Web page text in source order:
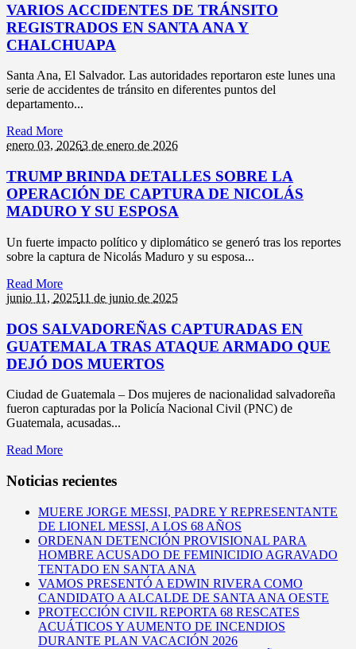
VARIOS ACCIDENTES DE TRÁNSITO
REGISTRADOS EN SANTA ANA Y
CHALCHUAPA
Santa Ana, El Salvador. Las autoridades reportaron este lunes una
serie de accidentes de tránsito en diferentes puntos del
departamento...
Read More
enero 03, 20263 de enero de 2026
TRUMP BRINDA DETALLES SOBRE LA
OPERACIÓN DE CAPTURA DE NICOLÁS
MADURO Y SU ESPOSA
Un fuerte impacto político y diplomático se generó tras los reportes
sobre la captura de Nicolás Maduro y su esposa...
Read More
junio 11, 202511 de junio de 2025
DOS SALVADOREÑAS CAPTURADAS EN
GUATEMALA TRAS ATAQUE ARMADO QUE
DEJÓ DOS MUERTOS
Ciudad de Guatemala – Dos mujeres de nacionalidad salvadoreña
fueron capturadas por la Policía Nacional Civil (PNC) de
Guatemala, acusadas...
Read More
Noticias recientes
MUERE JORGE MESSI, PADRE Y REPRESENTANTE
DE LIONEL MESSI, A LOS 68 AÑOS
ORDENAN DETENCIÓN PROVISIONAL PARA
HOMBRE ACUSADO DE FEMINICIDIO AGRAVADO
TENTADO EN SANTA ANA
VAMOS PRESENTÓ A EDWIN RIVERA COMO
CANDIDATO A ALCALDE DE SANTA ANA OESTE
PROTECCIÓN CIVIL REPORTA 68 RESCATES
ACUÁTICOS Y AUMENTO DE INCENDIOS
DURANTE PLAN VACACIÓN 2026